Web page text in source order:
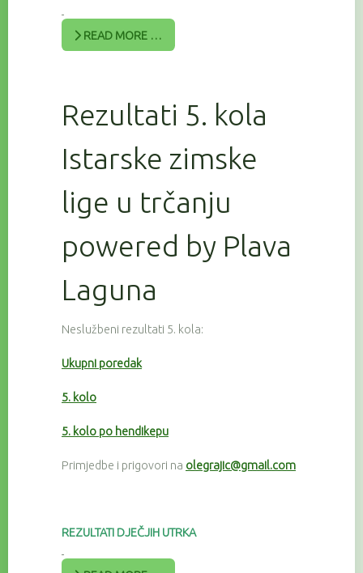
READ MORE …
Rezultati 5. kola
Istarske zimske
lige u trčanju
powered by Plava
Laguna
Neslužbeni rezultati 5. kola:
Ukupni poredak
5. kolo
5. kolo po hendikepu
Primjedbe i prigovori na olegrajic@gmail.com
REZULTATI DJEČJIH UTRKA